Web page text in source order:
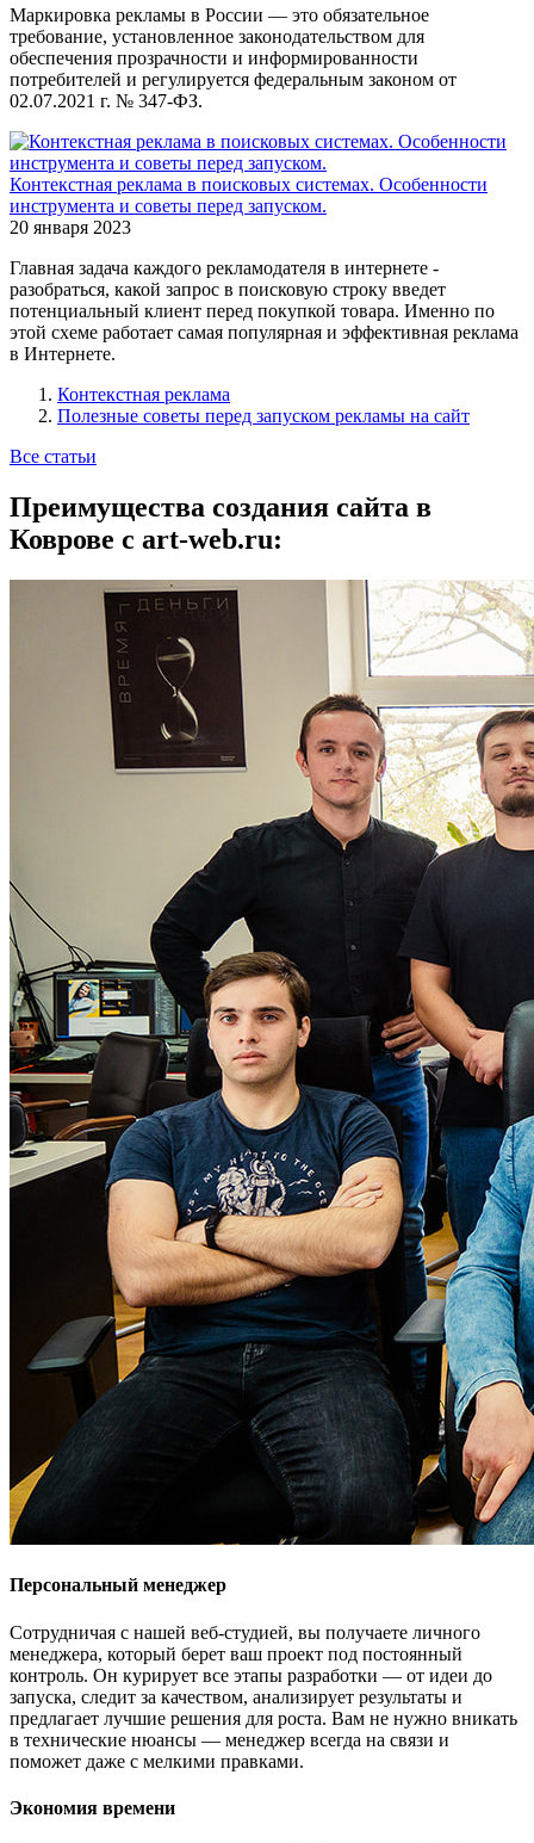
Маркировка рекламы в России — это обязательное
требование, установленное законодательством для
обеспечения прозрачности и информированности
потребителей и регулируется федеральным законом от
02.07.2021 г. № 347-ФЗ.
Контекстная реклама в поисковых системах. Особенности
инструмента и советы перед запуском.
20 января 2023
Главная задача каждого рекламодателя в интернете -
разобраться, какой запрос в поисковую строку введет
потенциальный клиент перед покупкой товара. Именно по
этой схеме работает самая популярная и эффективная реклама
в Интернете.
Контекстная реклама
Полезные советы перед запуском рекламы на сайт
Все статьи
Преимущества создания сайта в
Коврове с art-web.ru:
Персональный менеджер
Сотрудничая с нашей веб-студией, вы получаете личного
менеджера, который берет ваш проект под постоянный
контроль. Он курирует все этапы разработки — от идеи до
запуска, следит за качеством, анализирует результаты и
предлагает лучшие решения для роста. Вам не нужно вникать
в технические нюансы — менеджер всегда на связи и
поможет даже с мелкими правками.
Экономия времени